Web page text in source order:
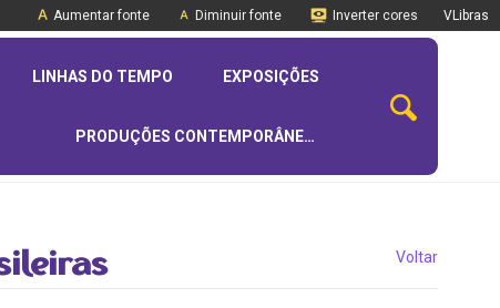
Aumentar fonte Diminuir fonte Inverter cores VLibras
LINHAS DO TEMPO EXPOSIÇÕES
PRODUÇÕES CONTEMPORÂNEAS
Voltar